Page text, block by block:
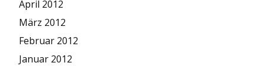
April 2012
März 2012
Februar 2012
Januar 2012